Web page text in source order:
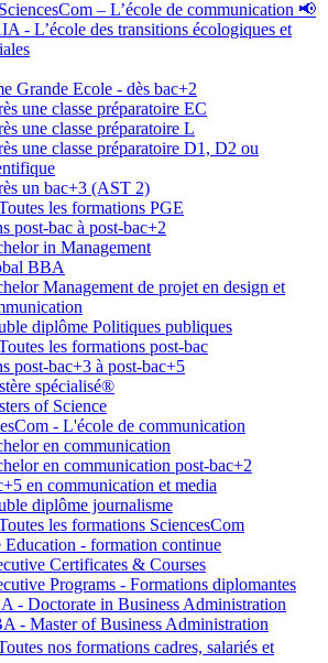
– L’école de communication 📢
- L’école des transitions écologiques et
Grande Ecole - dès bac+2
une classe préparatoire EC
une classe préparatoire L
une classe préparatoire D1, D2 ou
un bac+3 (AST 2)
les formations PGE
post-bac à post-bac+2
in Management
BBA
Management de projet en design et
diplôme Politiques publiques
les formations post-bac
post-bac+3 à post-bac+5
spécialisé®
of Science
- L'école de communication
en communication
en communication post-bac+2
en communication et media
diplôme journalisme
les formations SciencesCom
Education - formation continue
Certificates & Courses
Programs - Formations diplomantes
- Doctorate in Business Administration
- Master of Business Administration
nos formations cadres, salariés et